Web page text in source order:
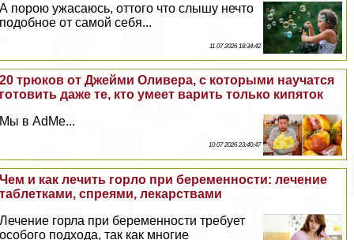
А порою ужасаюсь, оттого что слышу нечто
подобное от самой себя...
11 07 2026 18:34:42
20 трюков от Джейми Оливера, с которыми научатся
готовить даже те, кто умеет варить только кипяток
Мы в AdMe...
10 07 2026 23:40:47
Чем и как лечить горло при беременности: лечение
таблетками, спреями, лекарствами
Лечение горла при беременности требует
особого подхода, так как многие